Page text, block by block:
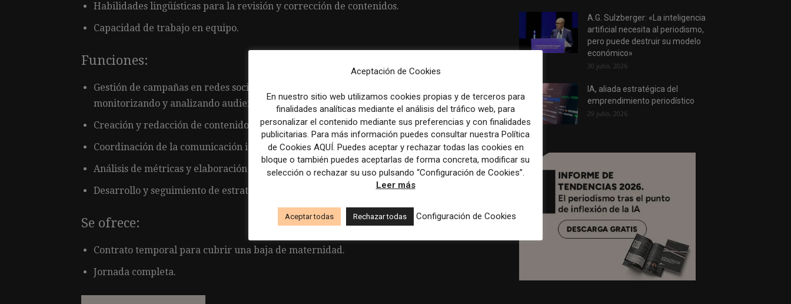
Habilidades lingüísticas para la revisión y corrección de contenidos.
Capacidad de trabajo en equipo.
Funciones:
Gestión de campañas en redes sociales (LinkedIn, Instagram, X, Facebook),
monitorizando y analizando audiencias.
Creación y redacción de contenidos digitales y offline alineados con la marca CEU.
Coordinación de la comunicación institucional con diferentes grupos de interés.
Análisis de métricas y elaboración de informes para la toma de decisiones.
Desarrollo y seguimiento de estrategias de comunicación digital.
Se ofrece:
Contrato temporal para cubrir una baja de maternidad.
Jornada completa.
A.G. Sulzberger: «La inteligencia
artificial necesita al periodismo,
pero puede destruir su modelo
económico»
30 julio, 2026
IA, aliada estratégica del
emprendimiento periodístico
29 julio, 2026
Aceptación de Cookies
En nuestro sitio web utilizamos cookies propias y de terceros para
finalidades analíticas mediante el análisis del tráfico web, para
personalizar el contenido mediante sus preferencias y con finalidades
publicitarias. Para más información puedes consultar nuestra Política
de Cookies AQUÍ. Puedes aceptar y rechazar todas las cookies en
bloque o también puedes aceptarlas de forma concreta, modificar su
selección o rechazar su uso pulsando “Configuración de Cookies”.
Leer más
Aceptar todas Rechazar todas Configuración de Cookies